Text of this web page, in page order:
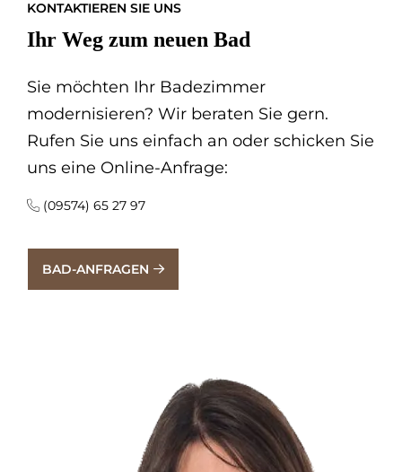
KONTAKTIEREN SIE UNS
Ihr Weg zum neuen Bad
Sie möchten Ihr Badezimmer
modernisieren? Wir beraten Sie gern.
Rufen Sie uns einfach an oder schicken Sie
uns eine Online-Anfrage:
(09574) 65 27 97
BAD-ANFRAGEN